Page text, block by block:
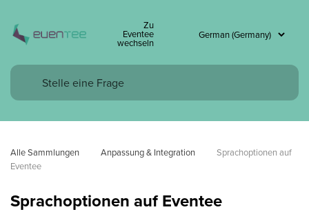
Zu
Eventee
wechseln
Alle Sammlungen Anpassung & Integration
Sprachoptionen auf
Eventee
Sprachoptionen auf Eventee